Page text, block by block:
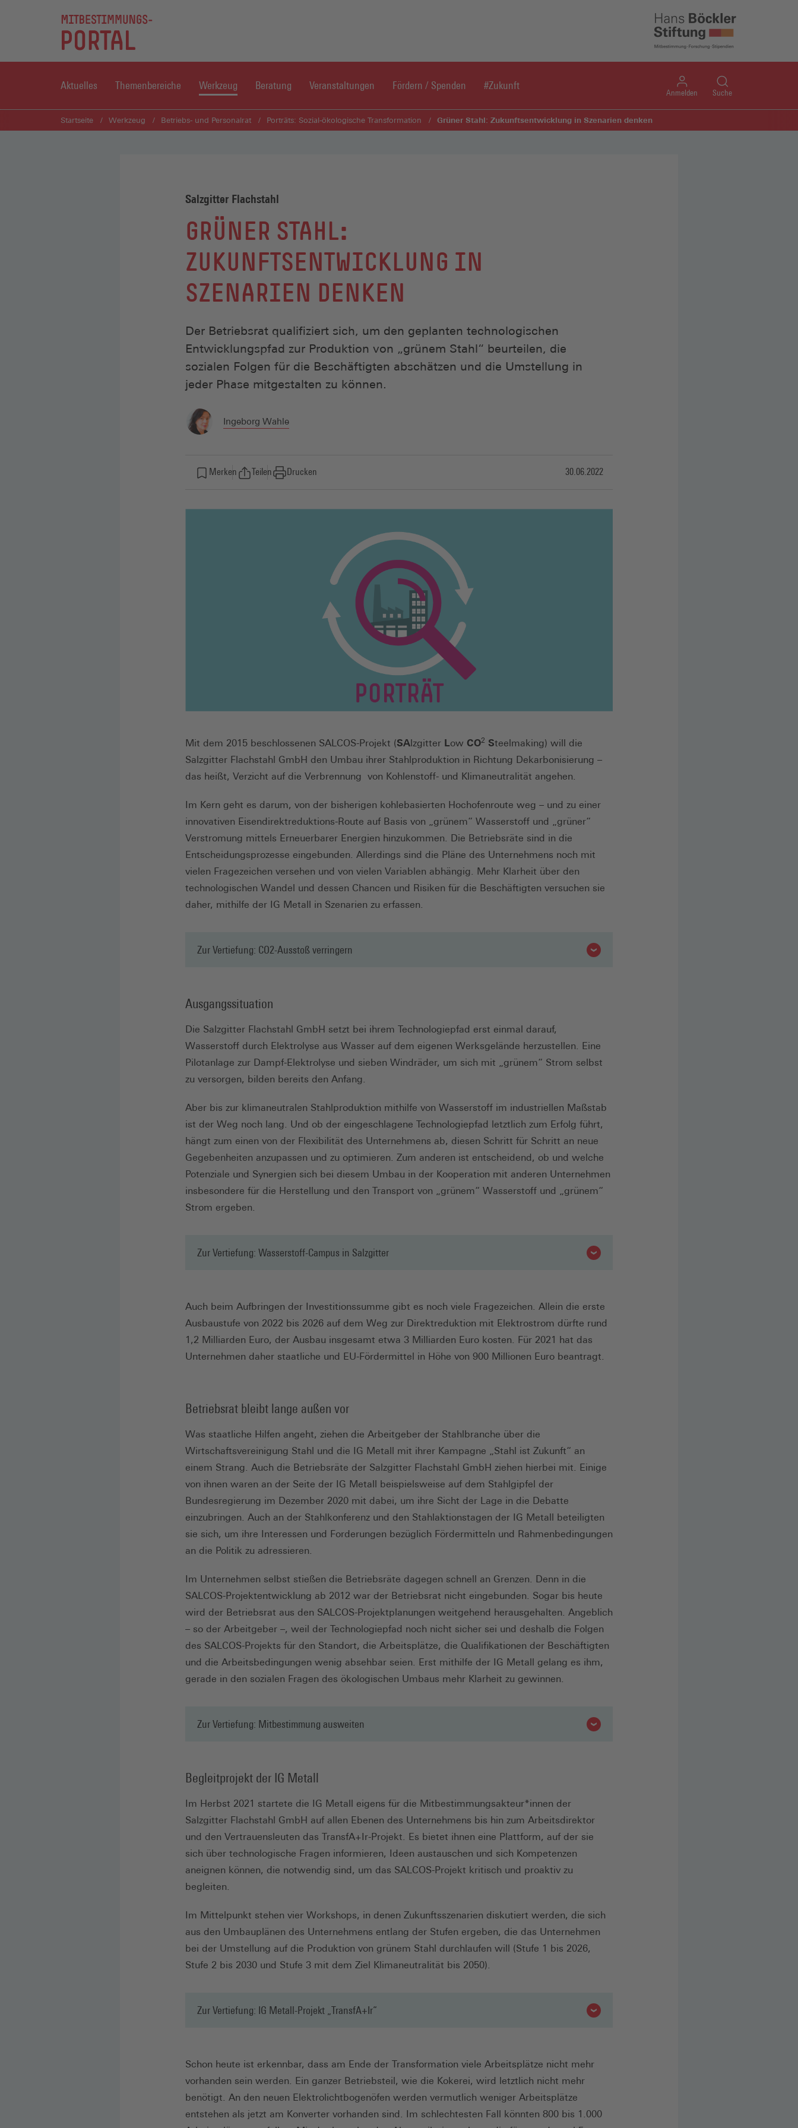
Aktuelles Themenbereiche Werkzeug Beratung Veranstaltungen Fördern / Spenden #Zukunft
Anmelden Suche
Startseite Werkzeug Betriebs- und Personalrat Porträts: Sozial-ökologische Transformation Grüner Stahl: Zukunftsentwicklung in Szenarien denken
Salzgitter Flachstahl
GRÜNER STAHL:
ZUKUNFTSENTWICKLUNG IN
SZENARIEN DENKEN
Der Betriebsrat qualifiziert sich, um den geplanten technologischen
Entwicklungspfad zur Produktion von „grünem Stahl“ beurteilen, die
sozialen Folgen für die Beschäftigten abschätzen und die Umstellung in
jeder Phase mitgestalten zu können.
Ingeborg Wahle
Merken Teilen Drucken 30.06.2022
Mit dem 2015 beschlossenen SALCOS-Projekt (SA lzgitter Low CO2 Steelmaking) will die
Salzgitter Flachstahl GmbH den Umbau ihrer Stahlproduktion in Richtung Dekarbonisierung –
das heißt, Verzicht auf die Verbrennung von Kohlenstoff- und Klimaneutralität angehen.
Im Kern geht es darum, von der bisherigen kohlebasierten Hochofenroute weg – und zu einer
innovativen Eisendirektreduktions-Route auf Basis von „grünem“ Wasserstoff und „grüner“
Verstromung mittels Erneuerbarer Energien hinzukommen. Die Betriebsräte sind in die
Entscheidungsprozesse eingebunden. Allerdings sind die Pläne des Unternehmens noch mit
vielen Fragezeichen versehen und von vielen Variablen abhängig. Mehr Klarheit über den
technologischen Wandel und dessen Chancen und Risiken für die Beschäftigten versuchen sie
daher, mithilfe der IG Metall in Szenarien zu erfassen.
Zur Vertiefung: CO2-Ausstoß verringern
Ausgangssituation
Die Salzgitter Flachstahl GmbH setzt bei ihrem Technologiepfad erst einmal darauf,
Wasserstoff durch Elektrolyse aus Wasser auf dem eigenen Werksgelände herzustellen. Eine
Pilotanlage zur Dampf-Elektrolyse und sieben Windräder, um sich mit „grünem“ Strom selbst
zu versorgen, bilden bereits den Anfang.
Aber bis zur klimaneutralen Stahlproduktion mithilfe von Wasserstoff im industriellen Maßstab
ist der Weg noch lang. Und ob der eingeschlagene Technologiepfad letztlich zum Erfolg führt,
hängt zum einen von der Flexibilität des Unternehmens ab, diesen Schritt für Schritt an neue
Gegebenheiten anzupassen und zu optimieren. Zum anderen ist entscheidend, ob und welche
Potenziale und Synergien sich bei diesem Umbau in der Kooperation mit anderen Unternehmen
insbesondere für die Herstellung und den Transport von „grünem“ Wasserstoff und „grünem“
Strom ergeben.
Zur Vertiefung: Wasserstoff-Campus in Salzgitter
Auch beim Aufbringen der Investitionssumme gibt es noch viele Fragezeichen. Allein die erste
Ausbaustufe von 2022 bis 2026 auf dem Weg zur Direktreduktion mit Elektrostrom dürfte rund
1,2 Milliarden Euro, der Ausbau insgesamt etwa 3 Milliarden Euro kosten. Für 2021 hat das
Unternehmen daher staatliche und EU-Fördermittel in Höhe von 900 Millionen Euro beantragt.
Betriebsrat bleibt lange außen vor
Was staatliche Hilfen angeht, ziehen die Arbeitgeber der Stahlbranche über die
Wirtschaftsvereinigung Stahl und die IG Metall mit ihrer Kampagne „Stahl ist Zukunft“ an
einem Strang. Auch die Betriebsräte der Salzgitter Flachstahl GmbH ziehen hierbei mit. Einige
von ihnen waren an der Seite der IG Metall beispielsweise auf dem Stahlgipfel der
Bundesregierung im Dezember 2020 mit dabei, um ihre Sicht der Lage in die Debatte
einzubringen. Auch an der Stahlkonferenz und den Stahlaktionstagen der IG Metall beteiligten
sie sich, um ihre Interessen und Forderungen bezüglich Fördermitteln und Rahmenbedingungen
an die Politik zu adressieren.
Im Unternehmen selbst stießen die Betriebsräte dagegen schnell an Grenzen. Denn in die
SALCOS-Projektentwicklung ab 2012 war der Betriebsrat nicht eingebunden. Sogar bis heute
wird der Betriebsrat aus den SALCOS-Projektplanungen weitgehend herausgehalten. Angeblich
– so der Arbeitgeber –, weil der Technologiepfad noch nicht sicher sei und deshalb die Folgen
des SALCOS-Projekts für den Standort, die Arbeitsplätze, die Qualifikationen der Beschäftigten
und die Arbeitsbedingungen wenig absehbar seien. Erst mithilfe der IG Metall gelang es ihm,
gerade in den sozialen Fragen des ökologischen Umbaus mehr Klarheit zu gewinnen.
Zur Vertiefung: Mitbestimmung ausweiten
Begleitprojekt der IG Metall
Im Herbst 2021 startete die IG Metall eigens für die Mitbestimmungsakteur*innen der
Salzgitter Flachstahl GmbH auf allen Ebenen des Unternehmens bis hin zum Arbeitsdirektor
und den Vertrauensleuten das TransfA+Ir-Projekt. Es bietet ihnen eine Plattform, auf der sie
sich über technologische Fragen informieren, Ideen austauschen und sich Kompetenzen
aneignen können, die notwendig sind, um das SALCOS-Projekt kritisch und proaktiv zu
begleiten.
Im Mittelpunkt stehen vier Workshops, in denen Zukunftsszenarien diskutiert werden, die sich
aus den Umbauplänen des Unternehmens entlang der Stufen ergeben, die das Unternehmen
bei der Umstellung auf die Produktion von grünem Stahl durchlaufen will (Stufe 1 bis 2026,
Stufe 2 bis 2030 und Stufe 3 mit dem Ziel Klimaneutralität bis 2050).
Zur Vertiefung: IG Metall-Projekt „TransfA+Ir“
Schon heute ist erkennbar, dass am Ende der Transformation viele Arbeitsplätze nicht mehr
vorhanden sein werden. Ein ganzer Betriebsteil, wie die Kokerei, wird letztlich nicht mehr
benötigt. An den neuen Elektrolichtbogenöfen werden vermutlich weniger Arbeitsplätze
entstehen als jetzt am Konverter vorhanden sind. Im schlechtesten Fall könnten 800 bis 1.000